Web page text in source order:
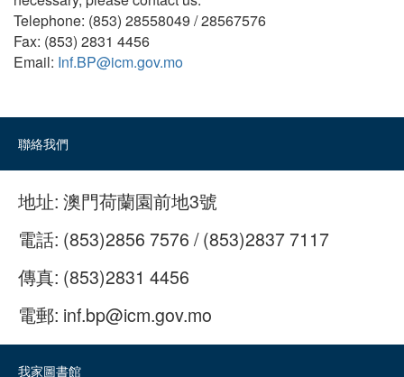
Telephone: (853) 28558049 / 28567576
Fax: (853) 2831 4456
Email: Inf.BP@icm.gov.mo
聯絡我們
地址: 澳門荷蘭園前地3號
電話: (853)2856 7576 / (853)2837 7117
傳真: (853)2831 4456
電郵: inf.bp@icm.gov.mo
我家圖書館